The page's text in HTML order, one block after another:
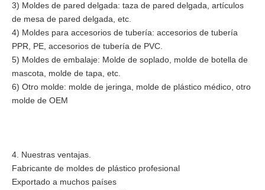
3) Moldes de pared delgada: taza de pared delgada, artículos
de mesa de pared delgada, etc.
4) Moldes para accesorios de tubería: accesorios de tubería
PPR, PE, accesorios de tubería de PVC.
5) Moldes de embalaje: Molde de soplado, molde de botella de
mascota, molde de tapa, etc.
6) Otro molde: molde de jeringa, molde de plástico médico, otro
molde de OEM
4. Nuestras ventajas.
Fabricante de moldes de plástico profesional
Exportado a muchos países